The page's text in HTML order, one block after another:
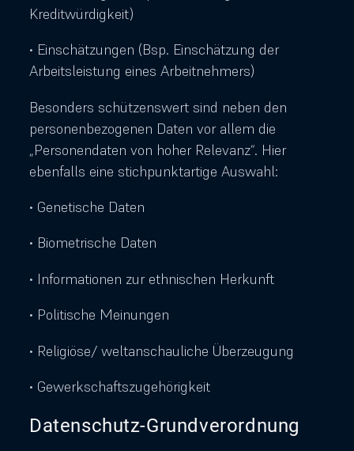
Kreditwürdigkeit)
• Einschätzungen (Bsp. Einschätzung der
Arbeitsleistung eines Arbeitnehmers)
Besonders schützenswert sind neben den
personenbezogenen Daten vor allem die
„Personendaten von hoher Relevanz“. Hier
ebenfalls eine stichpunktartige Auswahl:
• Genetische Daten
• Biometrische Daten
• Informationen zur ethnischen Herkunft
• Politische Meinungen
• Religiöse/ weltanschauliche Überzeugung
• Gewerkschaftszugehörigkeit
Datenschutz-Grundverordnung